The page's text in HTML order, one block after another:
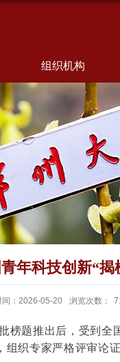
组织机构
青年科技创新“
间：2026-05-20 浏览次数：
榜题推出后，受到
织专家严格评审